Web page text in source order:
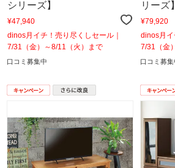
シリーズ】
¥47,940
dinos月イチ！売り尽くしセール｜
7/31（金）～8/11（火）まで
口コミ募集中
リーズ】
¥79,920
dinos月イ
7/31（金
口コミ募集